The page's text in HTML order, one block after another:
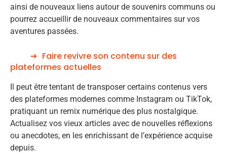
ainsi de nouveaux liens autour de souvenirs communs ou
pourrez accueillir de nouveaux commentaires sur vos
aventures passées.
Faire revivre son contenu sur des
plateformes actuelles
Il peut être tentant de transposer certains contenus vers
des plateformes modernes comme Instagram ou TikTok,
pratiquant un remix numérique des plus nostalgique.
Actualisez vos vieux articles avec de nouvelles réflexions
ou anecdotes, en les enrichissant de l’expérience acquise
depuis.